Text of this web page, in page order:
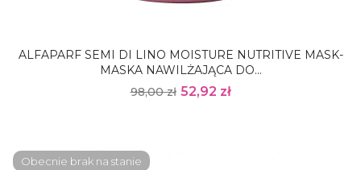
ALFAPARF SEMI DI LINO MOISTURE NUTRITIVE MASK-
MASKA NAWILŻAJĄCA DO...
98,00 zł 52,92 zł
Obecnie brak na stanie